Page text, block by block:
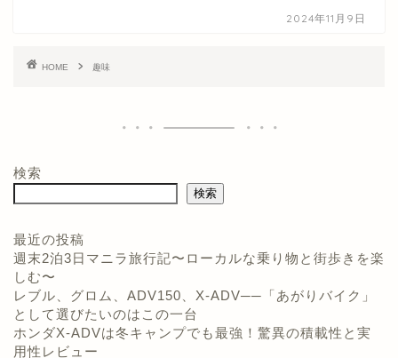
2024年11月9日
HOME 趣味
検索
検索
最近の投稿
週末2泊3日マニラ旅行記〜ローカルな乗り物と街歩きを楽
しむ〜
レブル、グロム、ADV150、X-ADV──「あがりバイク」
として選びたいのはこの一台
ホンダX-ADVは冬キャンプでも最強！驚異の積載性と実
用性レビュー
プロフィール